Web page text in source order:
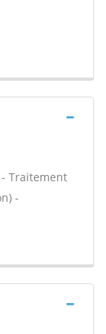
Traitement
-